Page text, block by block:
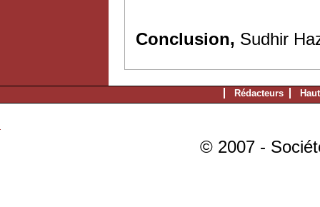
Conclusion, Sudhir
Rédacteurs
© 2007 -